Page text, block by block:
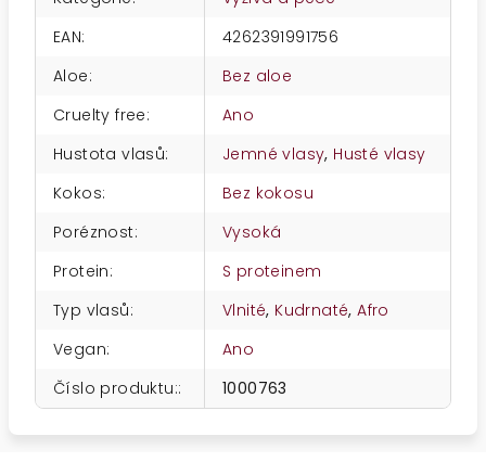
EAN:
4262391991756
Aloe:
Bez aloe
Cruelty free:
Ano
Hustota vlasů: Jemné vlasy, Husté vlasy
Kokos:
Bez kokosu
Poréznost:
Vysoká
Protein:
S proteinem
Typ vlasů: Vlnité, Kudrnaté,Afro
Vegan:
Ano
Číslo produktu:: 1000763